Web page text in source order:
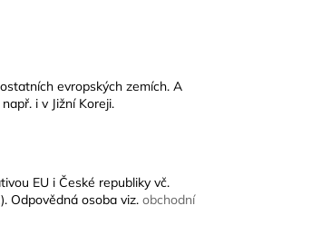
evropských zemích. A
i v Jižní Koreji.
EU i České republiky vč.
Odpovědná osoba viz. obchodní